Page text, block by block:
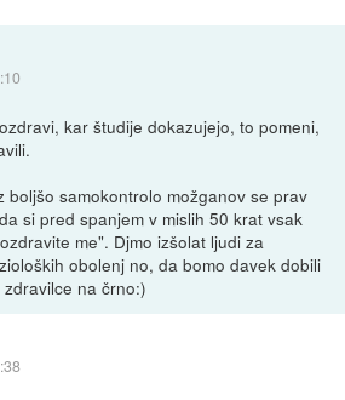
kar študije dokazujejo, to pomeni,
boljšo samokontrolo možganov se prav
si pred spanjem v mislih 50 krat vsak
me". Djmo izšolat ljudi za
obolenj no, da bomo davek dobili
na črno:)